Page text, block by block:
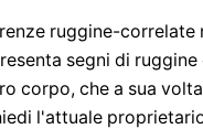
ruggine-correlate
segni di
corpo, che a sua
l'attuale